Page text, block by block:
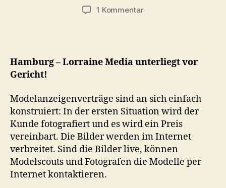
1 Kommentarzu
Verfahren!
Hamburg – Lorraine Media unterliegt vor
Gericht!
Modelanzeigenverträge sind an sich einfach
konstruiert: In der ersten Situation wird der
Kunde fotografiert und es wird ein Preis
vereinbart. Die Bilder werden im Internet
verbreitet. Sind die Bilder live, können
Modelscouts und Fotografen die Modelle per
Internet kontaktieren.